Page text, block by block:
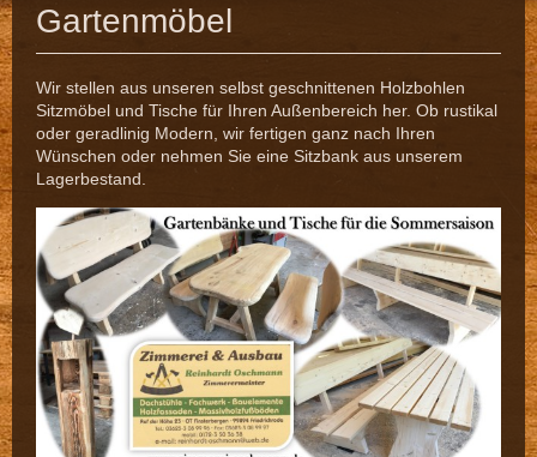
Gartenmöbel
Wir stellen aus unseren selbst geschnittenen Holzbohlen
Sitzmöbel und Tische für Ihren Außenbereich her. Ob rustikal
oder geradlinig Modern, wir fertigen ganz nach Ihren
Wünschen oder nehmen Sie eine Sitzbank aus unserem
Lagerbestand.